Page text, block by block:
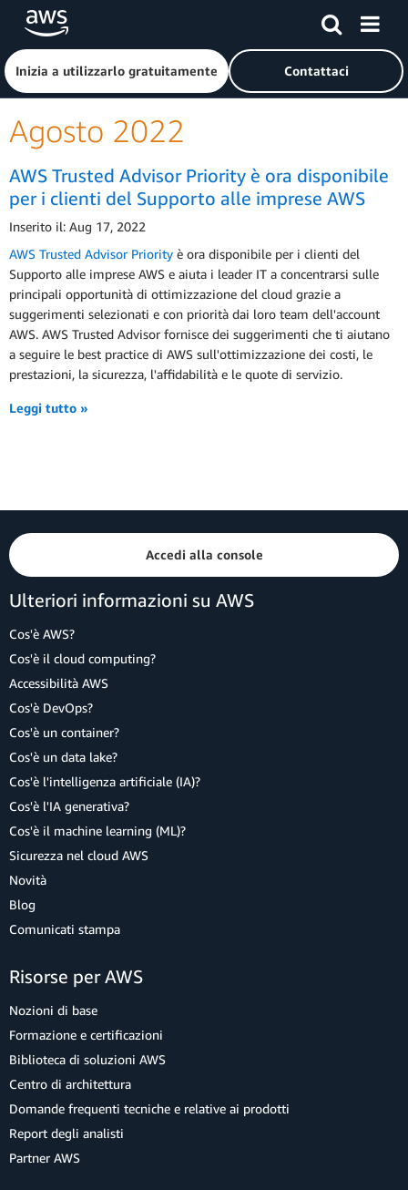
Passa al contenuto principale
Fai clic qui per tornare alla home page di Amazon Web
Inizia a utilizzarlo gratuitamente Contattaci
Agosto 2022
AWS Trusted Advisor Priority è ora disponibile
per i clienti del Supporto alle imprese AWS
Inserito il: Aug 17, 2022
AWS Trusted Advisor Priority è ora disponibile per i clienti del
Supporto alle imprese AWS e aiuta i leader IT a concentrarsi sulle
principali opportunità di ottimizzazione del cloud grazie a
suggerimenti selezionati e con priorità dai loro team dell'account
AWS. AWS Trusted Advisor fornisce dei suggerimenti che ti aiutano
a seguire le best practice di AWS sull'ottimizzazione dei costi, le
prestazioni, la sicurezza, l'affidabilità e le quote di servizio.
Leggi tutto »
Accedi alla console
Ulteriori informazioni su AWS
Cos'è AWS?
Cos'è il cloud computing?
Accessibilità AWS
Cos'è DevOps?
Cos'è un container?
Cos'è un data lake?
Cos'è l'intelligenza artificiale (IA)?
Cos'è l'IA generativa?
Cos'è il machine learning (ML)?
Sicurezza nel cloud AWS
Novità
Blog
Comunicati stampa
Risorse per AWS
Nozioni di base
Formazione e certificazioni
Biblioteca di soluzioni AWS
Centro di architettura
Domande frequenti tecniche e relative ai prodotti
Report degli analisti
Partner AWS